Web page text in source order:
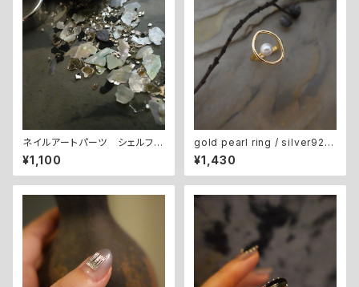
ネイルアートパーツ シェルフレ
ークミックス shell&flake mix
-3
¥1,100
gold pearl ring / silver925
#04
¥1,430